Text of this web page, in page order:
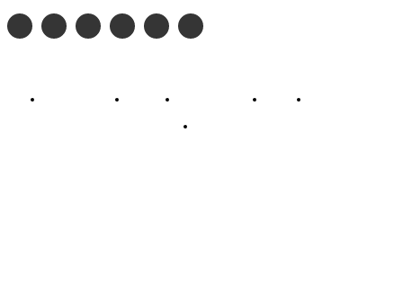
Profil Madu TV Redaksi Pedoman Siber Kontak